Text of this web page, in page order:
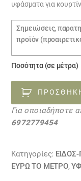
was:
υφάσματα για
Σημειώσεις
παραγγελίας
Ποσότητα (σε μέτρα)
Για οποιαδήποτε
6972779454
Κατηγορίες:
ΕΥΡΩ ΤΟ ΜΕΤΡΟ,